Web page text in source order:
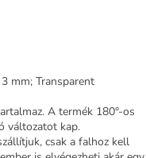
mm; Transparent
A termék 180°-os
változatot kap.
csak a falhoz kell